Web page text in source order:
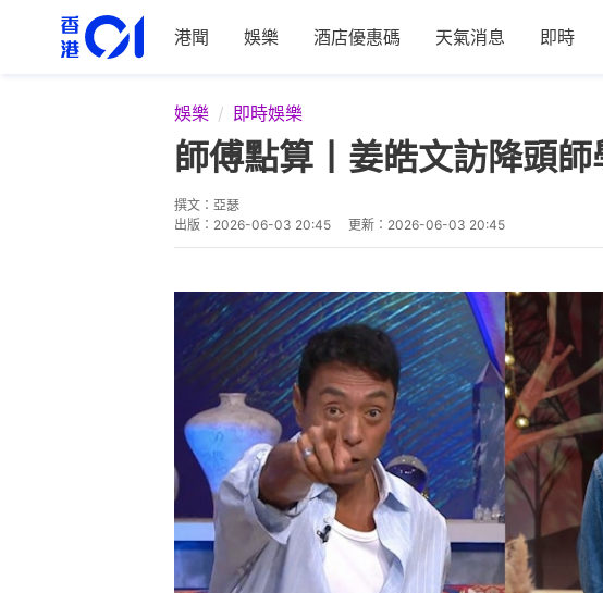
港聞 娛樂 酒店優惠碼 天氣消息 即時
娛樂 即時娛樂
師傅點算丨姜皓文訪降頭
撰文： 亞瑟
出版： 2026-06-03 20:45 更新： 2026-06-03 20:45